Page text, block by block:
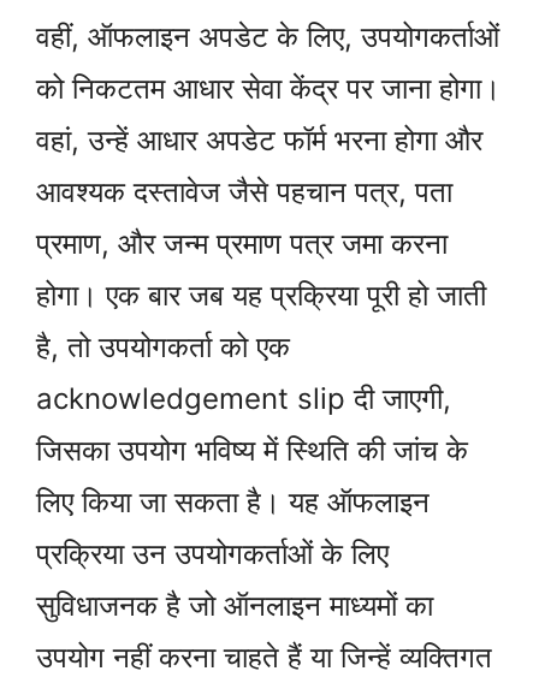
वहीं, ऑफलाइन अपडेट के लिए, उपयोगकर्ताओं
को निकटतम आधार सेवा केंद्र पर जाना होगा।
वहां, उन्हें आधार अपडेट फॉर्म भरना होगा और
आवश्यक दस्तावेज जैसे पहचान पत्र, पता
प्रमाण, और जन्म प्रमाण पत्र जमा करना
होगा। एक बार जब यह प्रक्रिया पूरी हो जाती
है, तो उपयोगकर्ता को एक
acknowledgement slip दी जाएगी,
जिसका उपयोग भविष्य में स्थिति की जांच के
लिए किया जा सकता है। यह ऑफलाइन
प्रक्रिया उन उपयोगकर्ताओं के लिए
सुविधाजनक है जो ऑनलाइन माध्यमों का
उपयोग नहीं करना चाहते हैं या जिन्हें व्यक्तिगत